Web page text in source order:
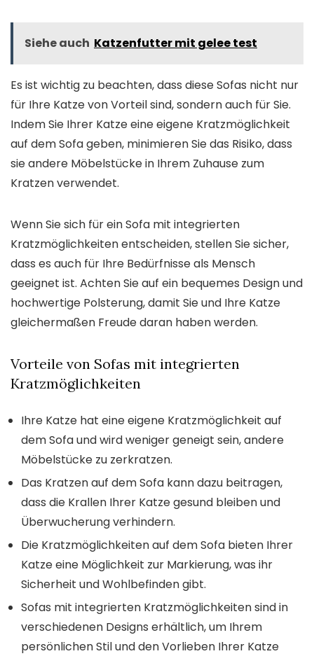
Siehe auch Katzenfutter mit gelee test
Es ist wichtig zu beachten, dass diese Sofas nicht nur
für Ihre Katze von Vorteil sind, sondern auch für Sie.
Indem Sie Ihrer Katze eine eigene Kratzmöglichkeit
auf dem Sofa geben, minimieren Sie das Risiko, dass
sie andere Möbelstücke in Ihrem Zuhause zum
Kratzen verwendet.
Wenn Sie sich für ein Sofa mit integrierten
Kratzmöglichkeiten entscheiden, stellen Sie sicher,
dass es auch für Ihre Bedürfnisse als Mensch
geeignet ist. Achten Sie auf ein bequemes Design und
hochwertige Polsterung, damit Sie und Ihre Katze
gleichermaßen Freude daran haben werden.
Vorteile von Sofas mit integrierten
Kratzmöglichkeiten
Ihre Katze hat eine eigene Kratzmöglichkeit auf
dem Sofa und wird weniger geneigt sein, andere
Möbelstücke zu zerkratzen.
Das Kratzen auf dem Sofa kann dazu beitragen,
dass die Krallen Ihrer Katze gesund bleiben und
Überwucherung verhindern.
Die Kratzmöglichkeiten auf dem Sofa bieten Ihrer
Katze eine Möglichkeit zur Markierung, was ihr
Sicherheit und Wohlbefinden gibt.
Sofas mit integrierten Kratzmöglichkeiten sind in
verschiedenen Designs erhältlich, um Ihrem
persönlichen Stil und den Vorlieben Ihrer Katze